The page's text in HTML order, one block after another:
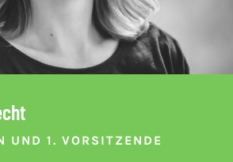
UND 1. VORSITZENDE